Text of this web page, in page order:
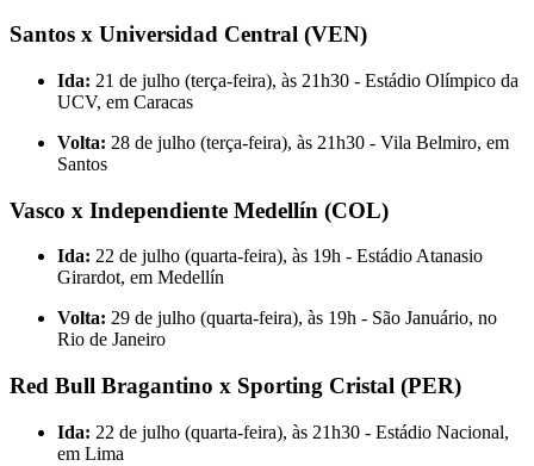
Santos x Universidad Central (VEN)
Ida: 21 de julho (terça-feira), às 21h30 - Estádio Olímpico da
UCV, em Caracas
Volta: 28 de julho (terça-feira), às 21h30 - Vila Belmiro, em
Santos
Vasco x Independiente Medellín (COL)
Ida: 22 de julho (quarta-feira), às 19h - Estádio Atanasio
Girardot, em Medellín
Volta: 29 de julho (quarta-feira), às 19h - São Januário, no
Rio de Janeiro
Red Bull Bragantino x Sporting Cristal (PER)
Ida: 22 de julho (quarta-feira), às 21h30 - Estádio Nacional,
em Lima